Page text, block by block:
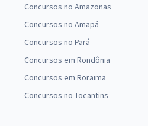
Concursos no Amazonas
Concursos no Amapá
Concursos no Pará
Concursos em Rondônia
Concursos em Roraima
Concursos no Tocantins